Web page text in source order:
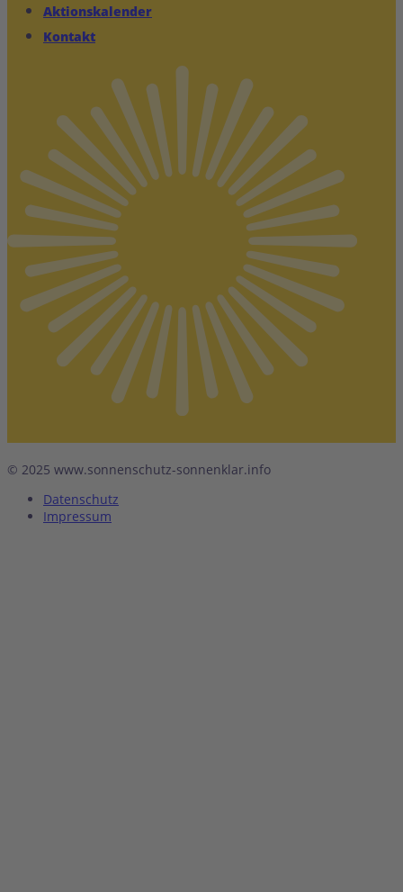
Aktionskalender
Kontakt
© 2025 www.sonnenschutz-sonnenklar.info
Datenschutz
Impressum